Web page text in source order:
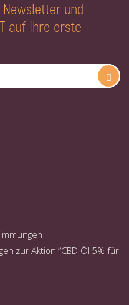
und
auf Ihre erste
zur Aktion “CBD-Öl 5% für